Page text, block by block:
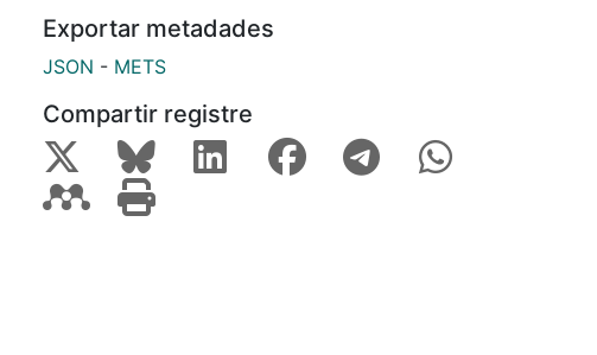
Exportar metadades
JSON - METS
Compartir registre